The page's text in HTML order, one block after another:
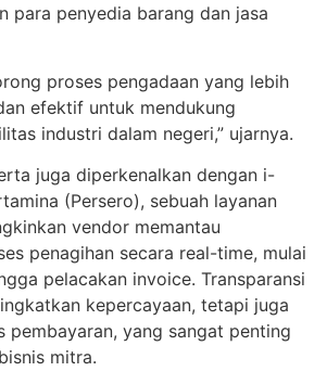
para penyedia barang dan jasa
proses pengadaan yang lebih
efektif untuk mendukung
industri dalam negeri,” ujarnya.
juga diperkenalkan dengan i-
(Persero), sebuah layanan
vendor memantau
penagihan secara real-time, mulai
pelacakan invoice. Transparansi
kepercayaan, tetapi juga
pembayaran, yang sangat penting
mitra.